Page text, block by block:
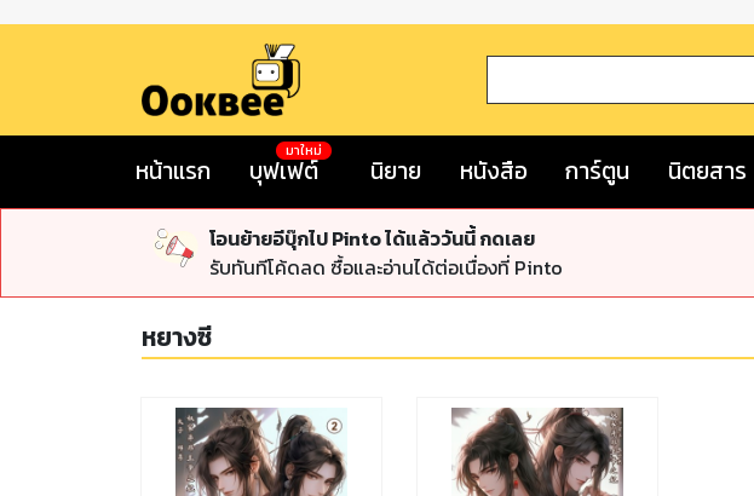
หน้าแรก บุฟเฟต์
มาใหม่
นิยาย หนังสือ การ์ตูน นิตยสาร
โอนย้ายอีบุ๊กไป Pinto ได้แล้ววันนี้ กดเลย
รับทันทีโค้ดลด ซื้อและอ่านได้ต่อเนื่องที่ Pinto
หยางซี